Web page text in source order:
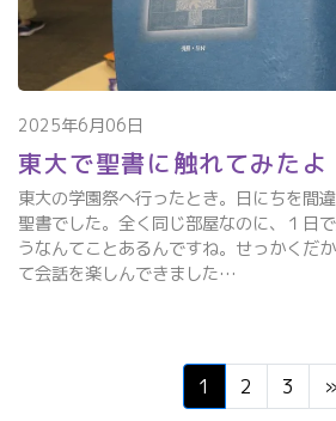
2025年6月06日
東大で聖書に触れてみたよ
東大の学園祭へ行ったとき。日にちを間
聖書でした。全く同じ部屋なのに、１日
うなんてことあるんですね。せっかくだ
て会話を楽しんできました…
1 2 3 »